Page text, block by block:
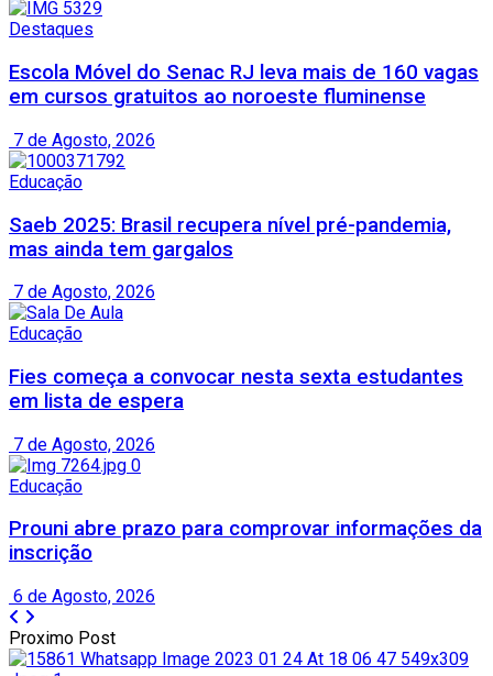
Destaques
Escola Móvel do Senac RJ leva mais de 160 vagas
em cursos gratuitos ao noroeste fluminense
7 de Agosto, 2026
Educação
Saeb 2025: Brasil recupera nível pré-pandemia,
mas ainda tem gargalos
7 de Agosto, 2026
Educação
Fies começa a convocar nesta sexta estudantes
em lista de espera
7 de Agosto, 2026
Educação
Prouni abre prazo para comprovar informações da
inscrição
6 de Agosto, 2026
Proximo Post